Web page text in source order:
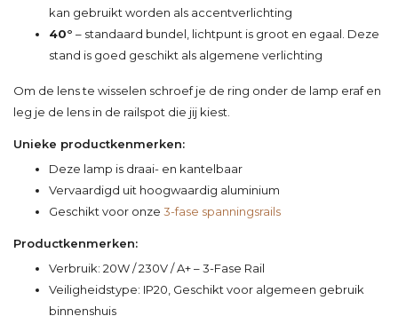
kan gebruikt worden als accentverlichting
40° – standaard bundel, lichtpunt is groot en egaal. Deze
stand is goed geschikt als algemene verlichting
Om de lens te wisselen schroef je de ring onder de lamp eraf en
leg je de lens in de railspot die jij kiest.
Unieke productkenmerken:
Deze lamp is draai- en kantelbaar
Vervaardigd uit hoogwaardig aluminium
Geschikt voor onze 3-fase spanningsrails
Productkenmerken:
Verbruik: 20W / 230V / A+ – 3-Fase Rail
Veiligheidstype: IP20, Geschikt voor algemeen gebruik
binnenshuis